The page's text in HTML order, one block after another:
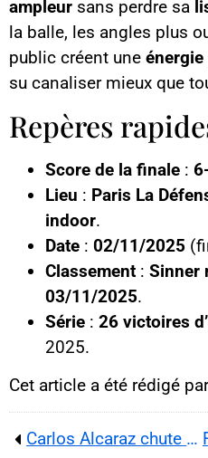
ampleur sans perdre sa
la balle, les angles plus
public créent une énergie
su canaliser mieux que
Repères
Score de la finale :
Lieu : Paris La
indoor.
Date : 02/11/2025
Classement : Sinner
03/11/2025.
Série : 26 victoires
2025.
Cet article a été rédigé
Carlos Alcaraz chute d’entrée face à Cameron Norrie : résultats Masters 1000 Paris-Bercy